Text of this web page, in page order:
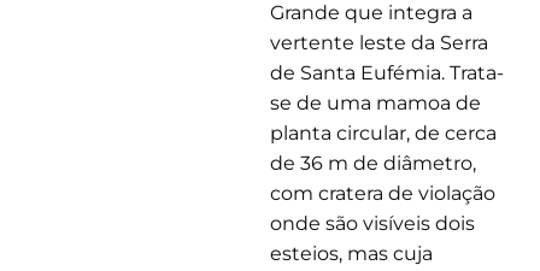
Grande que integra a
vertente leste da Serra
de Santa Eufémia. Trata-
se de uma mamoa de
planta circular, de cerca
de 36 m de diâmetro,
com cratera de violação
onde são visíveis dois
esteios, mas cuja